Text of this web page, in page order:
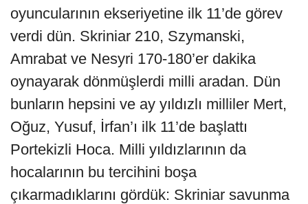
oyuncularının ekseriyetine ilk 11’de görev
verdi dün. Skriniar 210, Szymanski,
Amrabat ve Nesyri 170-180’er dakika
oynayarak dönmüşlerdi milli aradan. Dün
bunların hepsini ve ay yıldızlı milliler Mert,
Oğuz, Yusuf, İrfan’ı ilk 11’de başlattı
Portekizli Hoca. Milli yıldızlarının da
hocalarının bu tercihini boşa
çıkarmadıklarını gördük: Skriniar savunma